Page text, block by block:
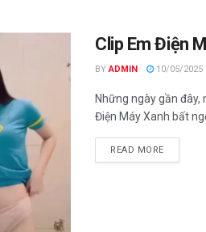
Clip Em Điện
BY ADMIN 10/05/2025
Những ngày gần
Điện Máy Xanh bất
READ MORE